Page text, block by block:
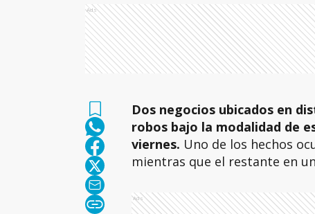
Ads
Dos negocios ubicados en
robos bajo la modalidad de
viernes. Uno de los hechos
mientras que el restante en
Ads